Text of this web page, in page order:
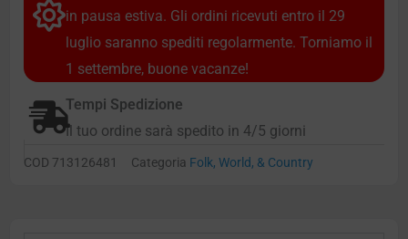
in pausa estiva. Gli ordini ricevuti entro il 29
luglio saranno spediti regolarmente. Torniamo il
1 settembre, buone vacanze!
Tempi Spedizione
Il tuo ordine sarà spedito in 4/5 giorni
COD 713126481 Categoria Folk, World, & Country